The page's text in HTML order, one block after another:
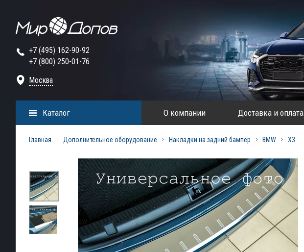
+7 (495) 162-90-92
+7 (800) 250-01-76
Москва
О компании Доставка и оплата
Каталог
Главная Дополнительное оборудование Накладки на задний бампер BMW X3